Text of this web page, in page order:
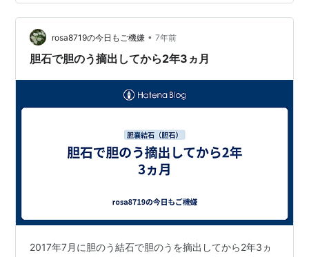
腹の中に空気を入れて、手術をしたため、お腹の中がパ
ンパン。その圧迫感も苦しさの一つだ。 ただ、硬直もお
腹の違和感も体を動かすことで解消されることが多いよ
うだ。そのため即運動というか、まず立つことを求めら
rosa8719の今日もご機嫌 • 7年前
胆石で胆のう摘出してから2年3ヵ月
2017年7月に胆のう結石で胆のうを摘出してから2年3ヵ